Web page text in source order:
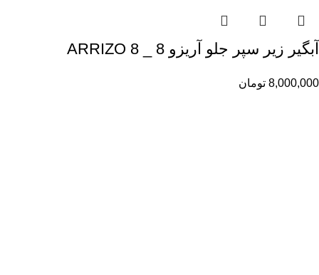
آبگیر زیر سپر جلو آریزو 8 _ ARRIZO 8
8,000,000 تومان